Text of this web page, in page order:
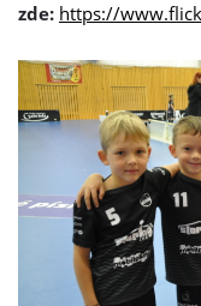
zde: https://